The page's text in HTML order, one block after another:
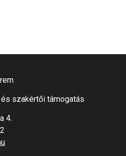
szakértői támogatás
4.